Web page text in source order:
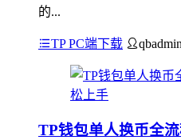
的...
TP PC端下载 qbadmin
TP钱包单人换币全